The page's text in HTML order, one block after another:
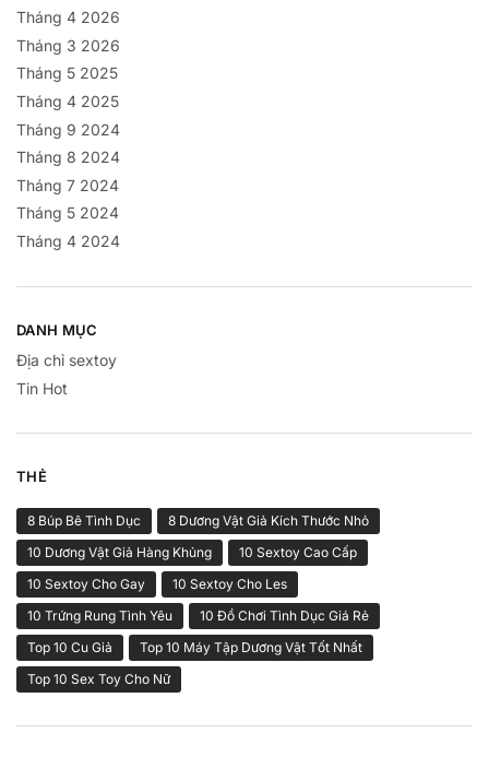
Tháng 4 2026
Tháng 3 2026
Tháng 5 2025
Tháng 4 2025
Tháng 9 2024
Tháng 8 2024
Tháng 7 2024
Tháng 5 2024
Tháng 4 2024
DANH MỤC
Địa chỉ sextoy
Tin Hot
THẺ
8 Búp Bê Tình Dục
8 Dương Vật Giả Kích Thước Nhỏ
10 Dương Vật Giả Hàng Khủng
10 Sextoy Cao Cấp
10 Sextoy Cho Gay
10 Sextoy Cho Les
10 Trứng Rung Tình Yêu
10 Đồ Chơi Tình Dục Giá Rẻ
Top 10 Cu Giả
Top 10 Máy Tập Dương Vật Tốt Nhất
Top 10 Sex Toy Cho Nữ